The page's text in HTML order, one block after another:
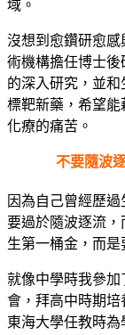
域。
沒想到愈鑽研愈
術機構擔任博士
的深入研究，並
標靶新藥，希望
化療的痛苦。
不要隨波
因為自己曾經歷
要過於隨波逐流
生第一桶金，而是
就像中學時我參
會，拜高中時期
東海大學任教時